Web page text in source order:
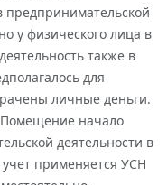
предпринимательской
у физического лица в
также в
для
личные деньги.
начало
деятельности в
применяется УСН